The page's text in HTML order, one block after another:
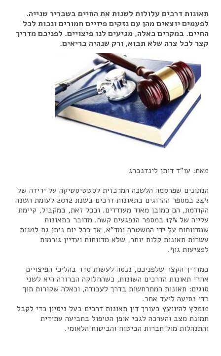
תאונות דרכים עלולות לשנות את החיים בשבריר שנייה.
לפעמים יוצאים מהן עם נזקים פיזיים חמורים ונכות לכל
החיים. במקרים כאלה, מגיעים לנו פיצויים. לפניכם מדריך
קצר לכל צרה שלא תבוא, ורק שנהיה בריאים.
מאת: עו"ד דותן לינדנברג
הנתונים שפרסמה הלשכה המרכזית לסטטיסטיקה על ירידה של
24% במספר ההרוגים בתאונות דרכים בשנת 2012 לעומת השנה
הקודמת, הם כמובן מאוד מעודדים. ובכל זאת, במקביל, קיימת
עלייה של 17% במספר הנפגעים קשה. מדובר בתאונות
שמדווחות על ידי המשטרה ומד"א, אך בכל יום ניתן גם למנות
עשרות תאונות קלות יותר, שלא מדווחות ועדיין גורמות
לפציעות גוף.
במדריך הקצר שלפניכם, ננסה לעשות סדר בהליכי הפיצויים
אחרי תאונות הדרכים השונות, כשהחלוקה הברורה היא לשני
סוגים: תאונות המתרחשות בדרך לעבודה, וכאלה שקורות תוך
כדי נסיעה ליעד אחר.
מומלץ להיוועץ בעורך דין תאונות דרכים בעל ניסיון כדי לקבל
תמונת מצב והערכה לגבי אופן הטיפול בתביעה עתידית
והתנהלות מול חברות הביטוח והביטוח הלאומי.